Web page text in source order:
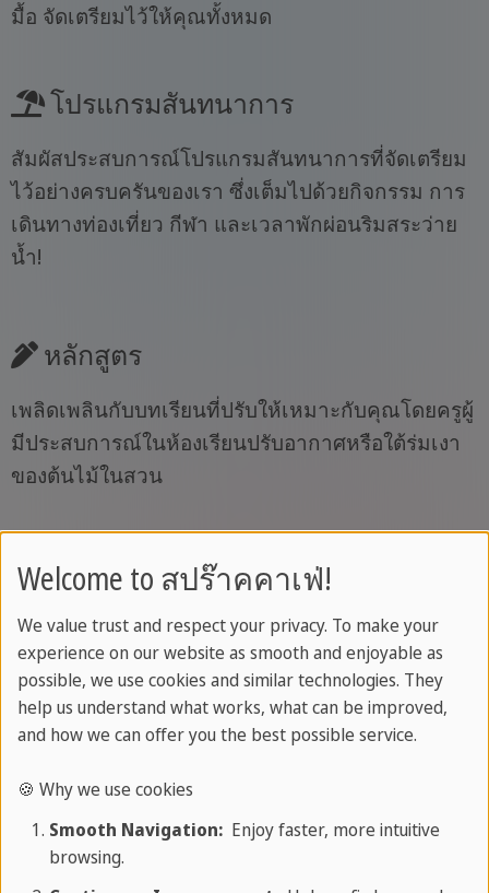
มื้อ จัดเตรียมไว้ให้คุณทั้งหมด
โปรแกรมสันทนาการ
สัมผัสประสบการณ์โปรแกรมสันทนาการที่จัดเตรียม
ไว้อย่างครบครันของเรา ซึ่งเต็มไปด้วยกิจกรรม การ
เดินทางท่องเที่ยว กีฬา และเวลาพักผ่อนริมสระว่าย
น้ำ!
หลักสูตร
เพลิดเพลินกับบทเรียนที่ปรับให้เหมาะกับคุณโดยครูผู้
มีประสบการณ์ในห้องเรียนปรับอากาศหรือใต้ร่มเงา
ของต้นไม้ในสวน
การกำกับดูแล
ทีมงานที่ทุ่มเทของเราให้การดูแลตลอด 24 ชั่วโมง
เพื่อให้มั่นใจในความปลอดภัยและการสนับสนุนตลอด
เวลา
เมื่อสิ้นสุดการเข้าพักของคุณ คุณจะได้รับ
ประกาศนียบัตรอย่างเป็นทางการจาก SPRACHCAFFE
Welcome to สปร๊าคคาเฟ่!
We value trust and respect your privacy. To make your
experience on our website as smooth and enjoyable as
possible, we use cookies and similar technologies. They
help us understand what works, what can be improved,
and how we can offer you the best possible service.
🍪 Why we use cookies
Smooth Navigation:Enjoy faster, more intuitive
browsing.